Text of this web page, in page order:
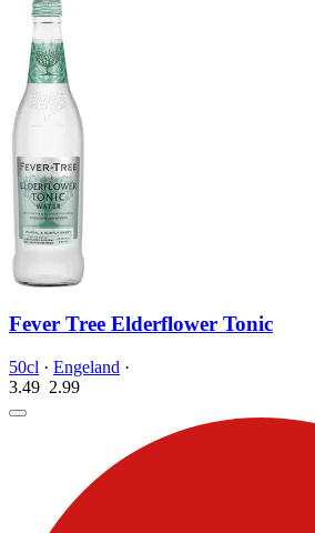
Fever Tree Elderflower Tonic
50cl · Engeland ·
3.49 2.99